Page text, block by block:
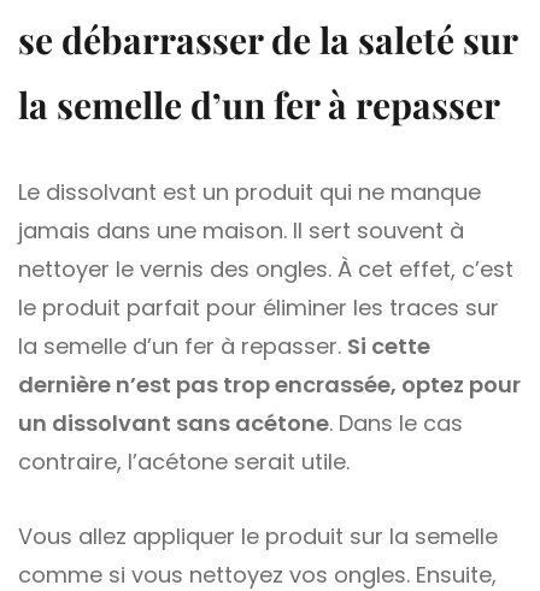
se débarrasser de la saleté sur
la semelle d’un fer à repasser
Le dissolvant est un produit qui ne manque
jamais dans une maison. Il sert souvent à
nettoyer le vernis des ongles. À cet effet, c’est
le produit parfait pour éliminer les traces sur
la semelle d’un fer à repasser. Si cette
dernière n’est pas trop encrassée, optez pour
un dissolvant sans acétone. Dans le cas
contraire, l’acétone serait utile.
Vous allez appliquer le produit sur la semelle
comme si vous nettoyez vos ongles. Ensuite,